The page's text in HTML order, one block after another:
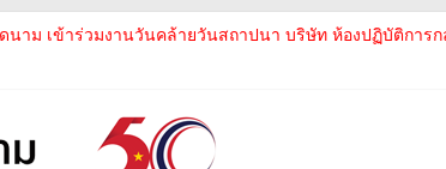
ดนาม ประชุมหารือร่วมกับคณะผู้แทนภาครัฐเวียดนาม จากคณ
นาม เข้าร่วมงานวันคล้ายวันสถาปนา บริษัท ห้องปฏิบัติการกล
นาม เข้าร่วมประชุมหารือคณะรัฐเวียดนาม The Central